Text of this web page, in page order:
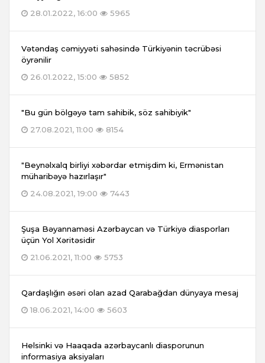
28.01.2022, 16:00
5965
Vətəndaş cəmiyyəti sahəsində Türkiyənin təcrübəsi
öyrənilir
26.01.2022, 15:00
5852
"Bu gün bölgəyə tam sahibik, söz sahibiyik"
27.08.2021, 11:00
8154
"Beynəlxalq birliyi xəbərdar etmişdim ki, Ermənistan
müharibəyə hazırlaşır"
24.08.2021, 19:00
7443
Şuşa Bəyannaməsi Azərbaycan və Türkiyə diasporları
üçün Yol Xəritəsidir
21.06.2021, 11:00
5753
Qardaşlığın əsəri olan azad Qarabağdan dünyaya mesaj
18.06.2021, 14:00
5603
Helsinki və Haaqada azərbaycanlı diasporunun
informasiya aksiyaları